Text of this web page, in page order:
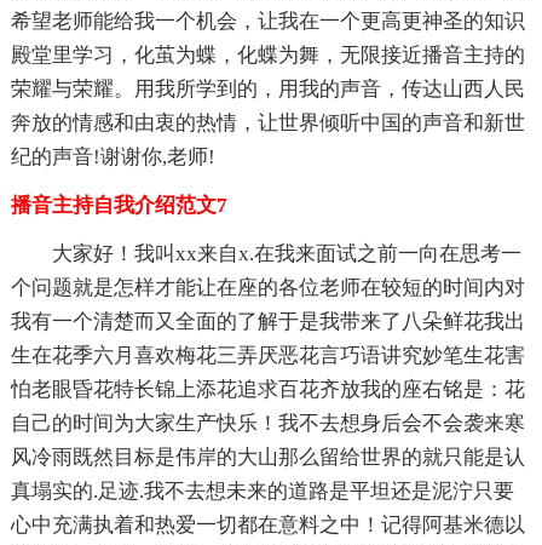
希望老师能给我一个机会，让我在一个更高更神圣的知识
殿堂里学习，化茧为蝶，化蝶为舞，无限接近播音主持的
荣耀与荣耀。用我所学到的，用我的声音，传达山西人民
奔放的情感和由衷的热情，让世界倾听中国的声音和新世
纪的声音!谢谢你,老师!
播音主持自我介绍范文7
大家好！我叫xx来自x.在我来面试之前一向在思考一
个问题就是怎样才能让在座的各位老师在较短的时间内对
我有一个清楚而又全面的了解于是我带来了八朵鲜花我出
生在花季六月喜欢梅花三弄厌恶花言巧语讲究妙笔生花害
怕老眼昏花特长锦上添花追求百花齐放我的座右铭是：花
自己的时间为大家生产快乐！我不去想身后会不会袭来寒
风冷雨既然目标是伟岸的大山那么留给世界的就只能是认
真塌实的.足迹.我不去想未来的道路是平坦还是泥泞只要
心中充满执着和热爱一切都在意料之中！记得阿基米德以